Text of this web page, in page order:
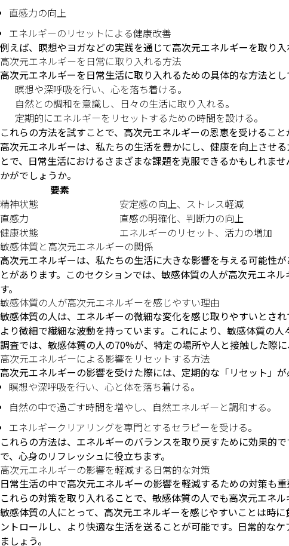
直感力の向上
エネルギーのリセットによる健康改善
例えば、瞑想やヨガなどの実践を通じて高次元エネルギーを取り
高次元エネルギーを日常に取り入れる方法
高次元エネルギーを日常生活に取り入れるための具体的な方法と
瞑想や深呼吸を行い、心を落ち着ける。
自然との調和を意識し、日々の生活に取り入れる。
定期的にエネルギーをリセットするための時間を設ける。
これらの方法を試すことで、高次元エネルギーの恩恵を受けること
高次元エネルギーは、私たちの生活を豊かにし、健康を向上させ
とで、日常生活におけるさまざまな課題を克服できるかもしれま
かがでしょうか。
要素
精神状態
安定感の向上、ストレス軽減
直感力
直感の明確化、判断力の向上
健康状態
エネルギーのリセット、活力の増加
敏感体質と高次元エネルギーの関係
高次元エネルギーは、私たちの生活に大きな影響を与える可能性
とがあります。このセクションでは、敏感体質の人が高次元エネ
す。
敏感体質の人が高次元エネルギーを感じやすい理由
敏感体質の人は、エネルギーの微細な変化を感じ取りやすいとさ
より微細で繊細な波動を持っています。これにより、敏感体質の
調査では、敏感体質の人の70%が、特定の場所や人と接触した際
高次元エネルギーによる影響をリセットする方法
高次元エネルギーの影響を受けた際には、定期的な「リセット」
瞑想や深呼吸を行い、心と体を落ち着ける。
自然の中で過ごす時間を増やし、自然エネルギーと調和する。
エネルギークリアリングを専門とするセラピーを受ける。
これらの方法は、エネルギーのバランスを取り戻すために効果的
で、心身のリフレッシュに役立ちます。
高次元エネルギーの影響を軽減する日常的な対策
日常生活の中で高次元エネルギーの影響を軽減するための対策も重
これらの対策を取り入れることで、敏感体質の人でも高次元エネ
敏感体質の人にとって、高次元エネルギーを感じやすいことは時
ントロールし、より快適な生活を送ることが可能です。日常的な
ましょう。